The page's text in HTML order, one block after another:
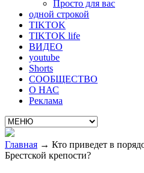
Просто для вас
одной строкой
TIKTOK
TIKTOK life
ВИДЕО
youtube
Shorts
СООБЩЕСТВО
О НАС
Реклама
Главная → Кто приведет в
Брестской крепости?